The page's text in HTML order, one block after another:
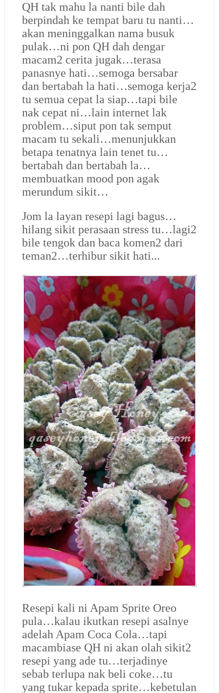
QH tak mahu la nanti bile dah
berpindah ke tempat baru tu nanti…
akan meninggalkan nama busuk
pulak…ni pon QH dah dengar
macam2 cerita jugak…terasa
panasnye hati…semoga bersabar
dan bertabah la hati…semoga kerja2
tu semua cepat la siap…tapi bile
nak cepat ni…lain internet lak
problem…siput pon tak semput
macam tu sekali…menunjukkan
betapa tenatnya lain tenet tu…
bertabah dan bertabah la…
membuatkan mood pon agak
merundum sikit…
Jom la layan resepi lagi bagus…
hilang sikit perasaan stress tu…lagi2
bile tengok dan baca komen2 dari
teman2…terhibur sikit hati...
Resepi kali ni Apam Sprite Oreo
pula…kalau ikutkan resepi asalnye
adelah Apam Coca Cola…tapi
macambiase QH ni akan olah sikit2
resepi yang ade tu…terjadinye
sebab terlupa nak beli coke…tu
yang tukar kepada sprite…kebetulan